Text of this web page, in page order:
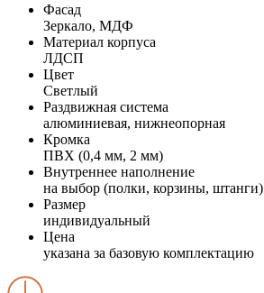
Фасад
Зеркало, МДФ
Материал корпуса
ЛДСП
Цвет
Светлый
Раздвижная система
алюминиевая, нижнеопорная
Кромка
ПВХ (0,4 мм, 2 мм)
Внутреннее наполнение
на выбор (полки, корзины, штанги)
Размер
индивидуальный
Цена
указана за базовую комплектацию